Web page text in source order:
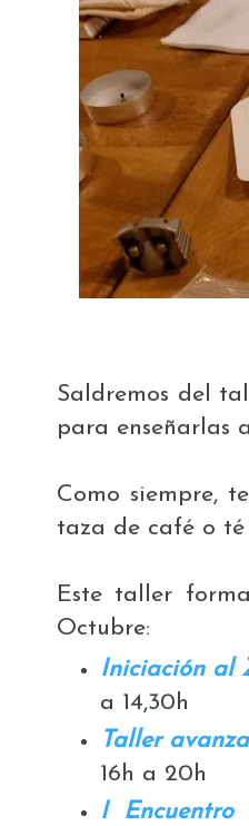
Saldremos del
para enseñarlas
Como siempre,
taza de café o
Este taller
Octubre:
Iniciación al
a 14,30h
Taller
16h a 20h
I